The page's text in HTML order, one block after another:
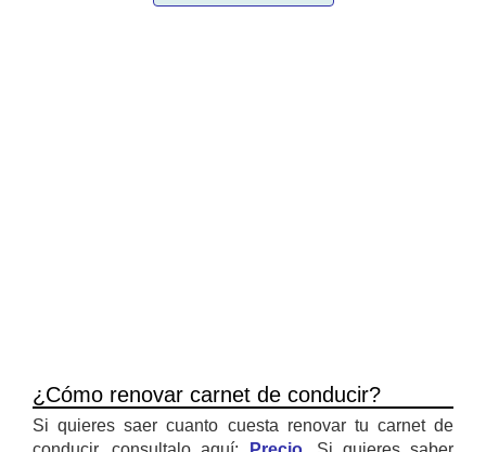
¿Cómo renovar carnet de conducir?
Si quieres saer cuanto cuesta renovar tu carnet de